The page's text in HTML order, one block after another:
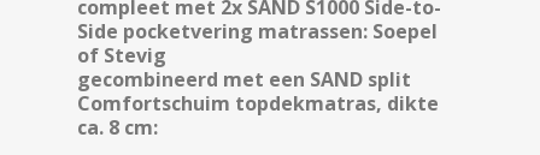
compleet met 2x SAND S1000 Side-to-
Side pocketvering matrassen: Soepel
of Stevig
gecombineerd met een SAND split
Comfortschuim topdekmatras, dikte
ca. 8 cm: